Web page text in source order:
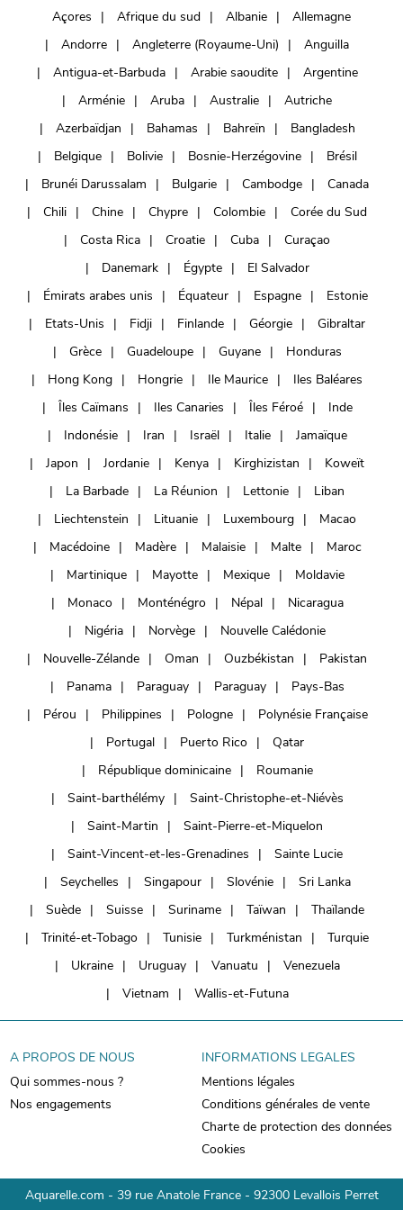
Açores Afrique du sud Albanie
Allemagne
Andorre
Angleterre (Royaume-Uni)
Anguilla
Antigua-et-Barbuda
Arabie saoudite
Argentine
Arménie
Aruba Australie
Autriche
Azerbaïdjan
Bahamas Bahreïn
Bangladesh
Belgique
Bolivie Bosnie-Herzégovine
Brésil
Brunéi Darussalam
Bulgarie Cambodge
Canada
Chili
Chine Chypre Colombie
Corée du Sud
Costa Rica
Croatie Cuba
Curaçao
Danemark
Égypte
El Salvador
Émirats arabes unis
Équateur Espagne
Estonie
Etats-Unis
Fidji Finlande Géorgie
Gibraltar
Grèce
Guadeloupe Guyane
Honduras
Hong Kong
Hongrie Ile Maurice
Iles Baléares
Îles Caïmans
Iles Canaries Îles Féroé
Inde
Indonésie
Iran Israël Italie
Jamaïque
Japon
Jordanie Kenya Kirghizistan
Koweït
La Barbade
La Réunion Lettonie
Liban
Liechtenstein
Lituanie Luxembourg
Macao
Macédoine
Madère Malaisie Malte
Maroc
Martinique
Mayotte Mexique
Moldavie
Monaco
Monténégro Népal
Nicaragua
Nigéria
Norvège
Nouvelle Calédonie
Nouvelle-Zélande
Oman Ouzbékistan
Pakistan
Panama
Paraguay Paraguay
Pays-Bas
Pérou
Philippines Pologne
Polynésie Française
Portugal
Puerto Rico
Qatar
République dominicaine
Roumanie
Saint-barthélémy
Saint-Christophe-et-Niévès
Saint-Martin
Saint-Pierre-et-Miquelon
Saint-Vincent-et-les-Grenadines
Sainte Lucie
Seychelles
Singapour Slovénie
Sri Lanka
Suède
Suisse Suriname Taïwan
Thaïlande
Trinité-et-Tobago
Tunisie Turkménistan
Turquie
Ukraine
Uruguay Vanuatu
Venezuela
Vietnam
Wallis-et-Futuna
A PROPOS DE NOUS
Qui sommes-nous ?
Nos engagements
INFORMATIONS LEGALES
Mentions légales
Conditions générales de vente
Charte de protection des données
Cookies
Aquarelle.com - 39 rue Anatole France - 92300 Levallois Perret